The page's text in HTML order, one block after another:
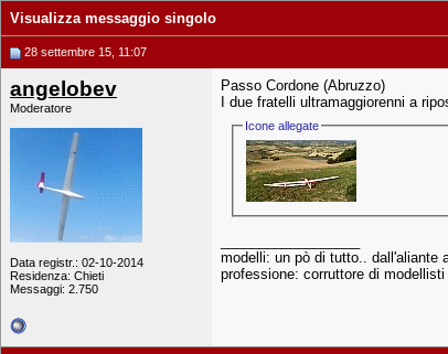
Visualizza messaggio singolo
28 settembre 15, 11:07
angelobev
Moderatore
Data registr.: 02-10-2014
Residenza: Chieti
Messaggi: 2.750
Passo Cordone (Abruzzo)
I due fratelli ultramaggiorenni a
Icone allegate
modelli: un pò di tutto.. dall'aliante
professione: corruttore di modellisti